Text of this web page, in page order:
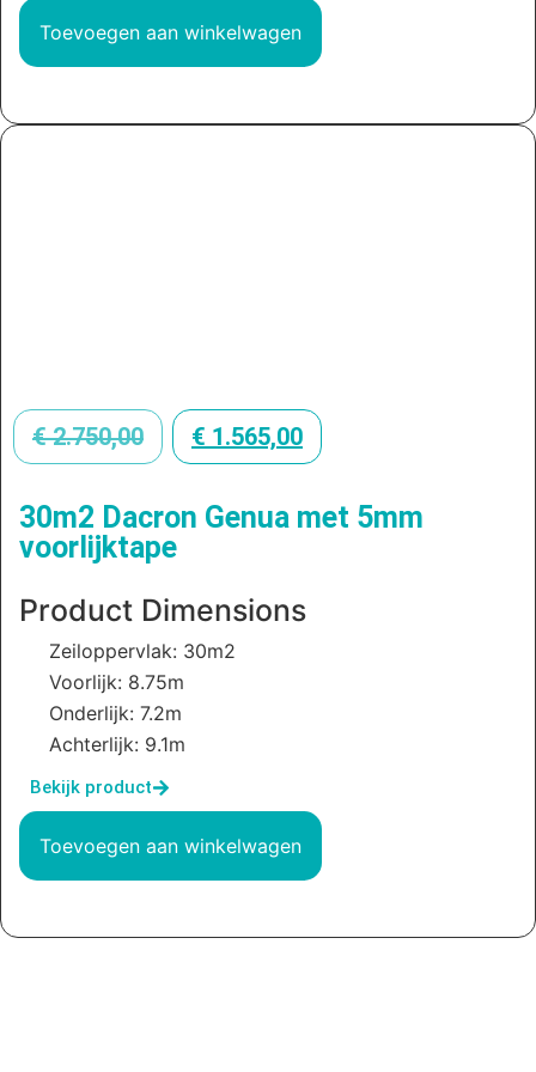
Toevoegen aan winkelwagen
€2.750,00 € 1.565,00
30m2 Dacron Genua met 5mm
voorlijktape
Product Dimensions
Zeiloppervlak: 30m2
Voorlijk: 8.75m
Onderlijk: 7.2m
Achterlijk: 9.1m
Bekijk product
Toevoegen aan winkelwagen